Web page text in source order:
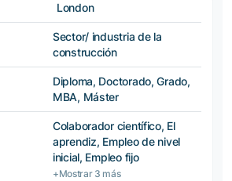
London
Sector/ industria de la
construcción
Diploma, Doctorado, Grado,
MBA, Máster
Colaborador científico, El
aprendiz, Empleo de nivel
inicial, Empleo fijo
+Mostrar 3 más